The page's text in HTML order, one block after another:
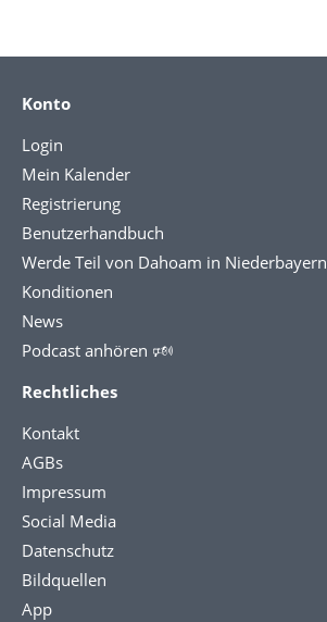
Konto
Login
Mein Kalender
Registrierung
Benutzerhandbuch
Werde Teil von Dahoam in Niederbayern
Konditionen
News
Podcast anhören 🕬
Rechtliches
Kontakt
AGBs
Impressum
Social Media
Datenschutz
Bildquellen
App